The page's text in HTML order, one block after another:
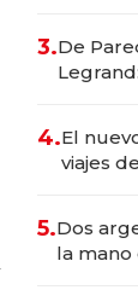
3.De
4.El
viajes
5.Dos
la mano